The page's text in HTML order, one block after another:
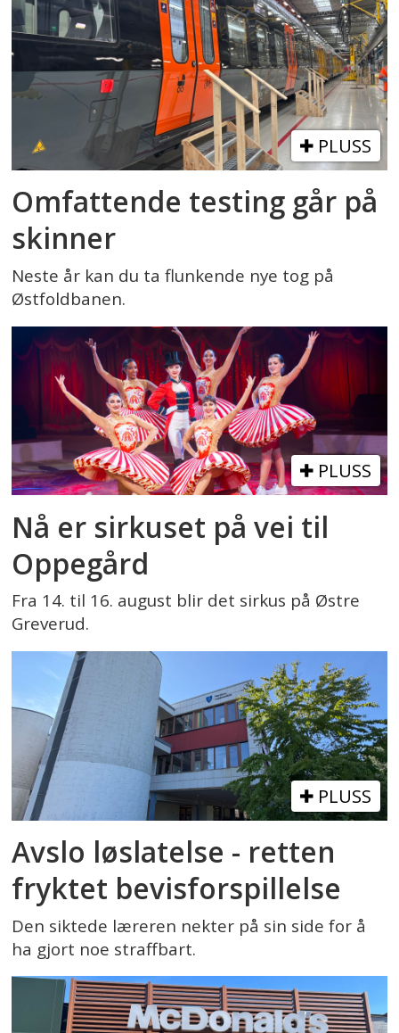
PLUSS
Omfattende testing går på
skinner
Neste år kan du ta flunkende nye tog på
Østfoldbanen.
PLUSS
Nå er sirkuset på vei til
Oppegård
Fra 14. til 16. august blir det sirkus på Østre
Greverud.
PLUSS
Avslo løslatelse - retten
fryktet bevisforspillelse
Den siktede læreren nekter på sin side for å
ha gjort noe straffbart.